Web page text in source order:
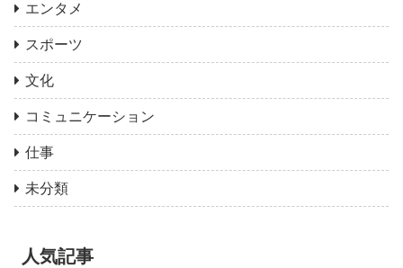
エンタメ
スポーツ
文化
コミュニケーション
仕事
未分類
人気記事